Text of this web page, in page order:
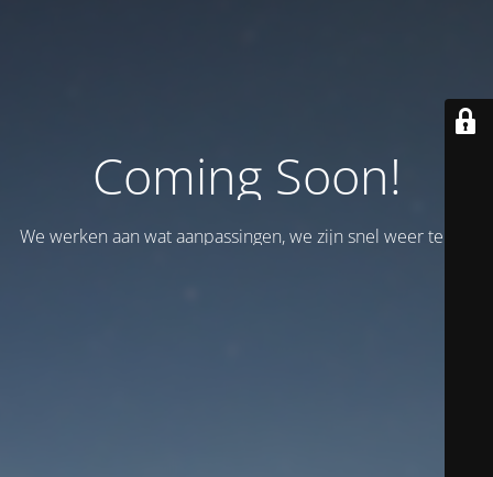
Coming Soon!
We werken aan wat aanpassingen, we zijn snel weer terug!